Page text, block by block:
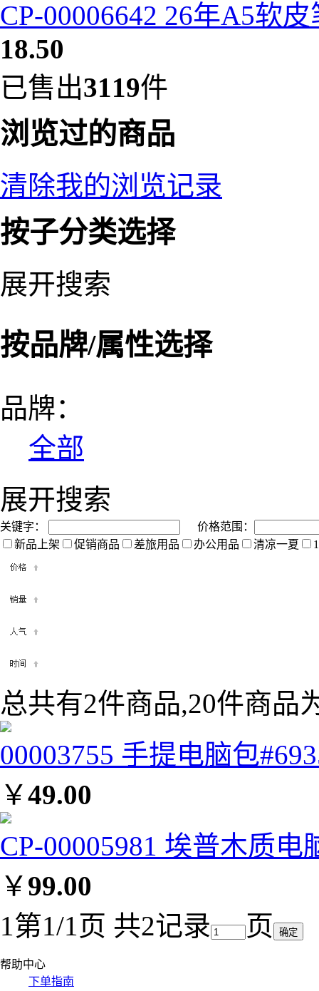
CP-00006642 26年A5软
18.50
已售出3119件
浏览过的商品
清除我的浏览记录
按子分类选择
展开搜索
按品牌/属性选择
品牌：
全部
展开搜索
关键字：
价格范围：
新品上架
促销商品 差旅用品 办公用品 清凉一夏
总共有2件商品,20件商品
00003755 手提电脑包
￥49.00
CP-00005981 埃普木质电
￥99.00
1第1/1页 共2记录 页
帮助中心
下单指南